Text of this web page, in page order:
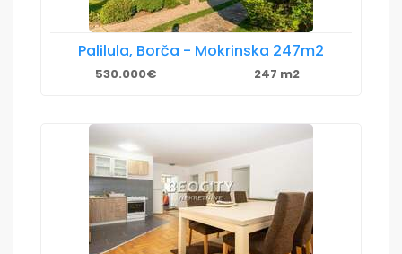
Palilula, Borča - Mokrinska 247m2
530.000€ 247 m2